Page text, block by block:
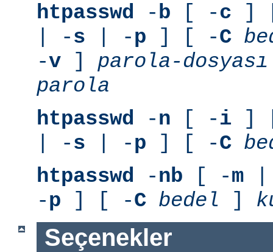
htpasswd -b [ -c ]
| -s | -p ] [ -C
-v ] parola-dosyası
parola
htpasswd -n [ -i ]
| -s | -p ] [ -C
htpasswd -nb [ -m
-p ] [ -C bedel ]
Seçenekler